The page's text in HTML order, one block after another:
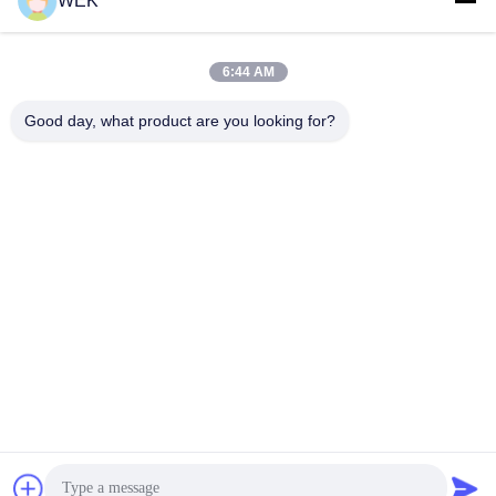
Telefon
6:44 AM
Good day, what product are you looking for?